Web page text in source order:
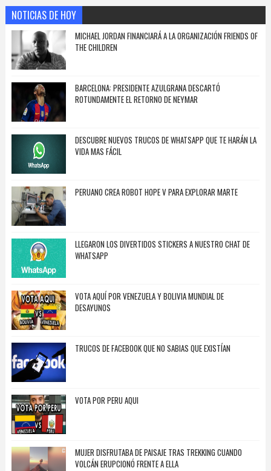
NOTICIAS DE HOY
MICHAEL JORDAN FINANCIARÁ A LA ORGANIZACIÓN FRIENDS OF
THE CHILDREN
BARCELONA: PRESIDENTE AZULGRANA DESCARTÓ
ROTUNDAMENTE EL RETORNO DE NEYMAR
DESCUBRE NUEVOS TRUCOS DE WHATSAPP QUE TE HARÁN LA
VIDA MAS FÁCIL
PERUANO CREA ROBOT HOPE V PARA EXPLORAR MARTE
LLEGARON LOS DIVERTIDOS STICKERS A NUESTRO CHAT DE
WHATSAPP
VOTA AQUÍ POR VENEZUELA Y BOLIVIA MUNDIAL DE
DESAYUNOS
TRUCOS DE FACEBOOK QUE NO SABIAS QUE EXISTÍAN
VOTA POR PERU AQUI
MUJER DISFRUTABA DE PAISAJE TRAS TREKKING CUANDO
VOLCÁN ERUPCIONÓ FRENTE A ELLA